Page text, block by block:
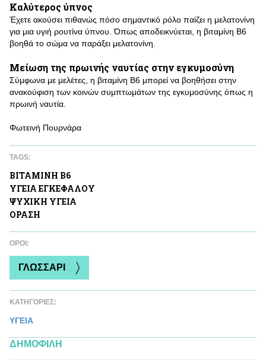
Καλύτερος ύπνος
Έχετε ακούσει πιθανώς πόσο σημαντικό ρόλο παίζει η μελατονίνη
για μια υγιή ρουτίνα ύπνου. Όπως αποδεικνύεται, η βιταμίνη Β6
βοηθά το σώμα να παράξει μελατονίνη.
Μείωση της πρωινής ναυτίας στην εγκυμοσύνη
Σύμφωνα με μελέτες, η βιταμίνη Β6 μπορεί να βοηθήσει στην
ανακούφιση των κοινών συμπτωμάτων της εγκυμοσύνης όπως η
πρωινή ναυτία.
Φωτεινή Πουρνάρα
TAGS:
ΒΙΤΑΜΙΝΗ Β6
ΥΓΕΙΑ ΕΓΚΕΦAΛΟΥ
ΨΥΧΙΚΗ ΥΓΕΙΑ
ΟΡΑΣΗ
ΌΡΟΙ:
ΓΛΩΣΣΑΡΙ
ΚΑΤΗΓΟΡΙΕΣ:
ΥΓΕΙΑ
ΔΗΜΟΦΙΛΗ